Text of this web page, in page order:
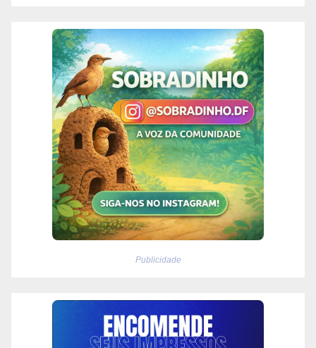
Publicidade